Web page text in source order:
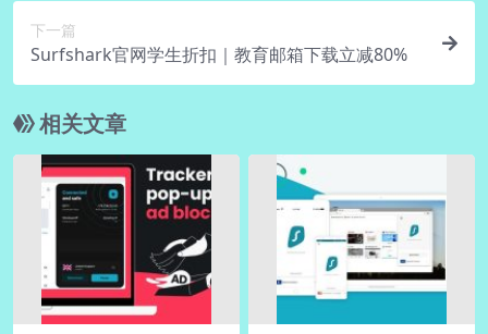
下一篇
Surfshark官网学生折扣｜教育邮箱下载立减80%
相关文章